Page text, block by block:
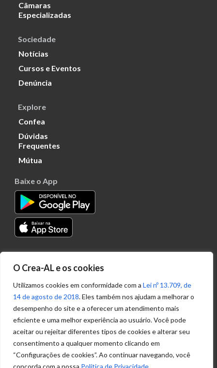
O Crea-AL e os cookies
Utilizamos cookies em conformidade com a Lei nº 13.709, de
14 de agosto de 2018. Eles também nos ajudam a melhorar o
desempenho do site e a oferecer um atendimento mais
eficiente e uma melhor experiência ao usuário. Você pode
aceitar ou rejeitar diferentes tipos de cookies e alterar seu
consentimento a qualquer momento clicando em
“Configurações de cookies”. Ao continuar navegando, você
concorda com a nossa Política de Privacidade
Câmaras
Especializadas
Sociedade
Notícias
Cursos e Eventos
Denúncia
Explore
Confea
Dúvidas
Frequentes
Mútua
Baixe o App
Transparência
Portal
Acesso à
Informação
Política de
Privacidade de
Ouvidoria